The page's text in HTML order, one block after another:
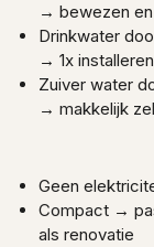
→ bewezen
Drinkwater
→ 1x
Zuiver water
→ makkelijk
Geen
Compact →
als renovatie